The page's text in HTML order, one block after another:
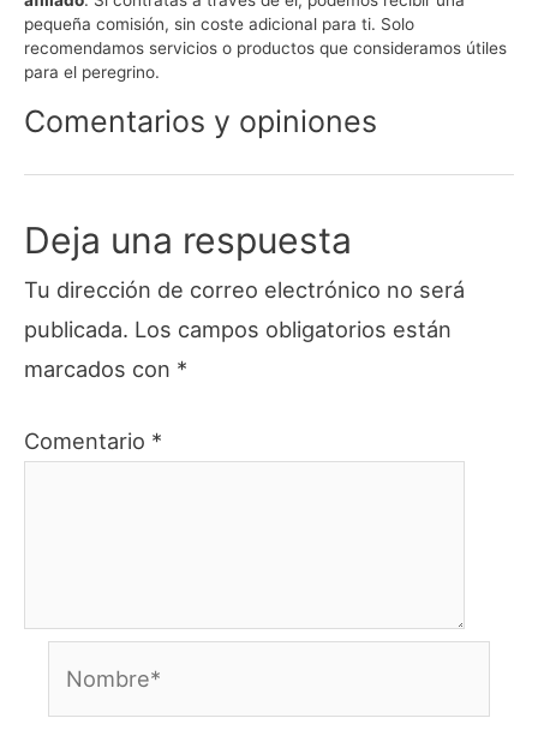
pequeña comisión, sin coste adicional para ti. Solo
recomendamos servicios o productos que consideramos útiles
para el peregrino.
Comentarios y opiniones
Deja una respuesta
Tu dirección de correo electrónico no será
publicada. Los campos obligatorios están
marcados con *
Comentario *